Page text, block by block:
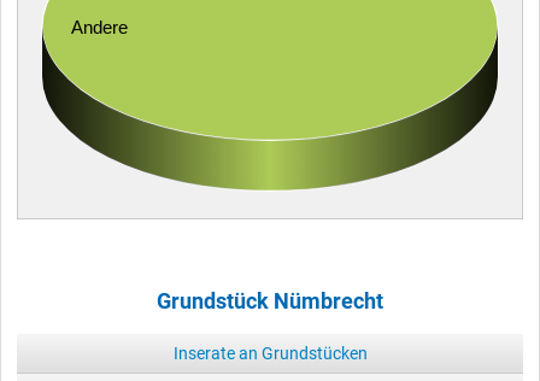
Andere
Grundstück Nümbrecht
Inserate an Grundstücken